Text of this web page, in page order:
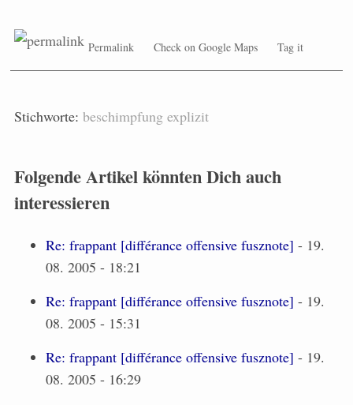
Permalink Check on Google Maps Tag it
Stichworte: beschimpfung explizit
Folgende Artikel könnten Dich auch
interessieren
Re: frappant [différance offensive fusznote] - 19.
08. 2005 - 18:21
Re: frappant [différance offensive fusznote] - 19.
08. 2005 - 15:31
Re: frappant [différance offensive fusznote] - 19.
08. 2005 - 16:29